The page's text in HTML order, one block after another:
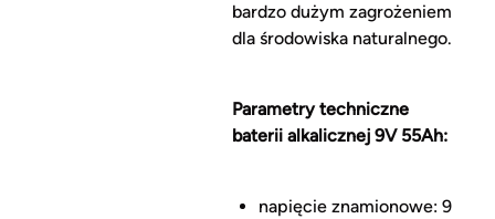
bardzo dużym zagrożeniem
dla środowiska naturalnego.
Parametry techniczne
baterii alkalicznej 9V 55Ah:
napięcie znamionowe: 9